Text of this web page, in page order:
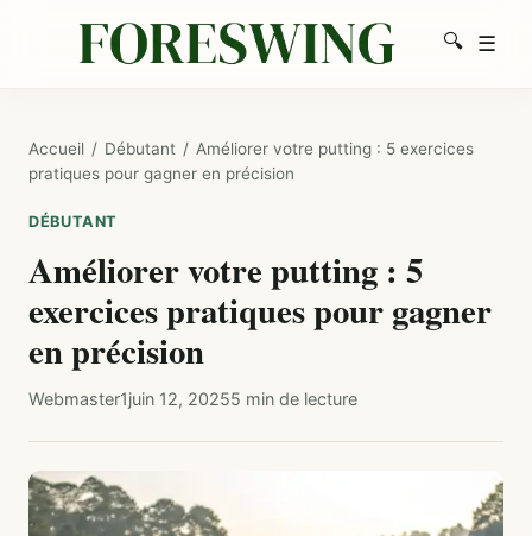
🔍
☰
Accueil / Débutant / Améliorer votre putting : 5 exercices
pratiques pour gagner en précision
DÉBUTANT
Améliorer votre putting : 5
exercices pratiques pour gagner
en précision
Webmaster1juin 12, 20255 min de lecture